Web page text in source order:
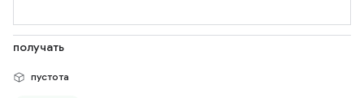
получать
пустота